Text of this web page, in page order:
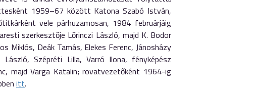
1959–67 között Katona Szabó István,
vele párhuzamosan, 1984 februárjáig
szerkesztője Lőrinczi László, majd K. Bodor
Deák Tamás, Elekes Ferenc, János­házy
Szépréti Lilla, Varró Ilona, fényképész
majd Varga Katalin; rovatvezetőként 1964-ig
itt.